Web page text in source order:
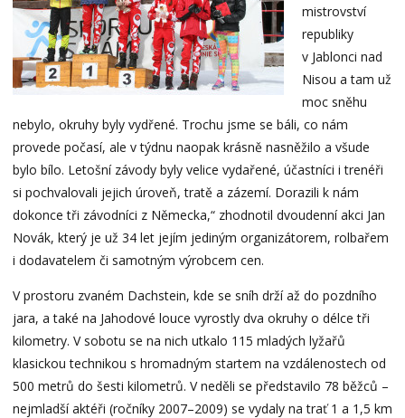
mistrovství
republiky
v Jablonci nad
Nisou a tam už
moc sněhu
nebylo, okruhy byly vydřené. Trochu jsme se báli, co nám
provede počasí, ale v týdnu naopak krásně nasněžilo a všude
bylo bílo. Letošní závody byly velice vydařené, účastníci i trenéři
si pochvalovali jejich úroveň, tratě a zázemí. Dorazili k nám
dokonce tři závodníci z Německa,“ zhodnotil dvoudenní akci Jan
Novák, který je už 34 let jejím jediným organizátorem, rolbařem
i dodavatelem či samotným výrobcem cen.
V prostoru zvaném Dachstein, kde se sníh drží až do pozdního
jara, a také na Jahodové louce vyrostly dva okruhy o délce tři
kilometry. V sobotu se na nich utkalo 115 mladých lyžařů
klasickou technikou s hromadným startem na vzdálenostech od
500 metrů do šesti kilometrů. V neděli se představilo 78 běžců –
nejmladší aktéři (ročníky 2007–2009) se vydaly na trať 1 a 1,5 km